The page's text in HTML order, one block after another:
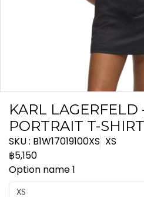
KARL LAGERFELD
PORTRAIT T-SHIRT
SKU : B1W17019100XS XS
฿5,150
Option name 1
XS